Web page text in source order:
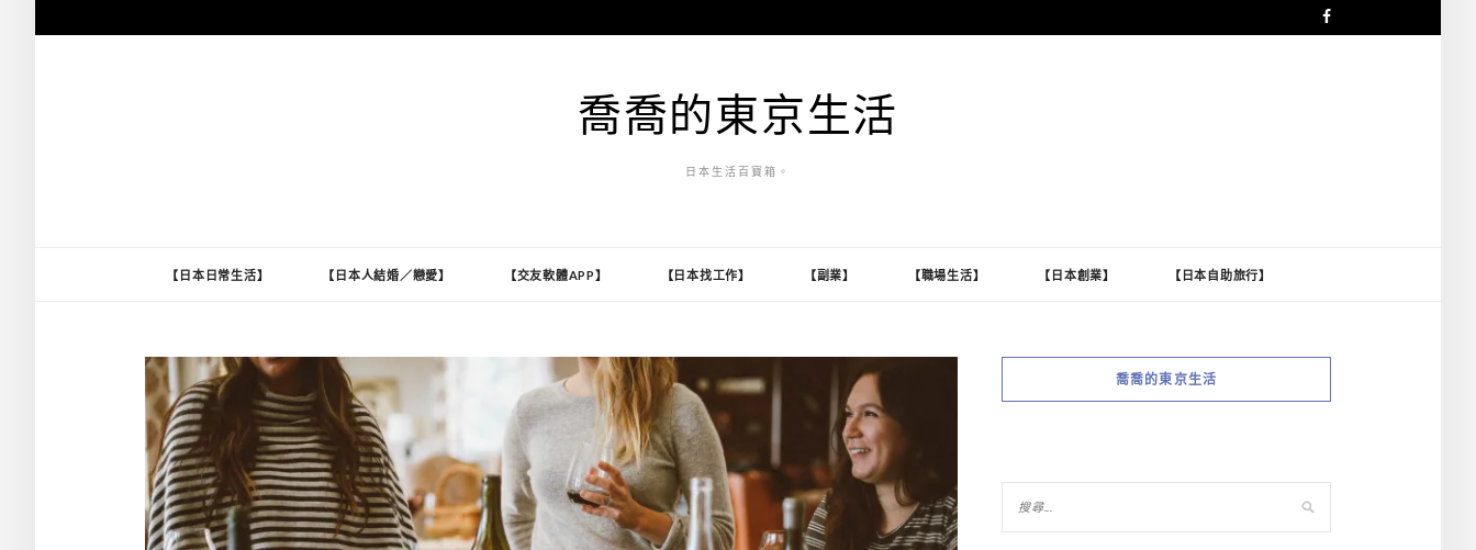
至
喬喬的東京生活
日本生活百寶箱。
【日本日常生活】 【日本人結婚／戀愛】 【交友軟體APP】 【日本找工作】 【副業】 【職場生活】 【日本創業】 【日本自助旅行】
喬喬的東京生活